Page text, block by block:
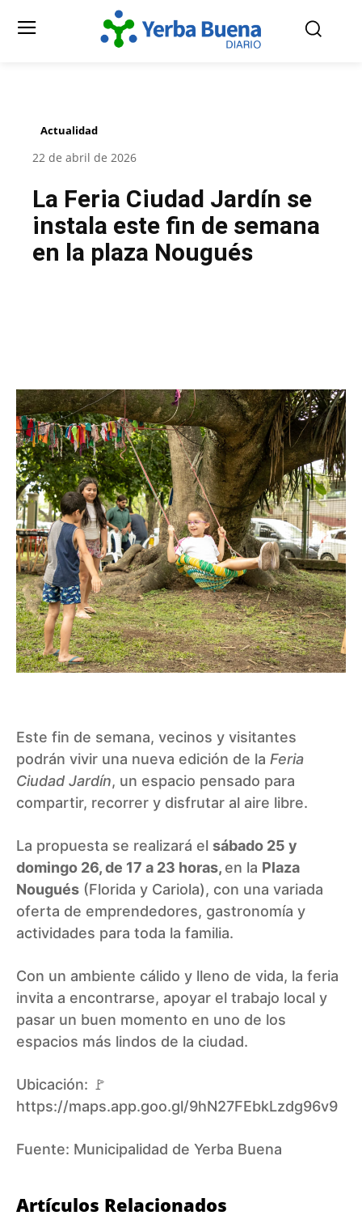
Actualidad
22 de abril de 2026
La Feria Ciudad Jardín se
instala este fin de semana
en la plaza Nougués
Este fin de semana, vecinos y visitantes
podrán vivir una nueva edición de la Feria
Ciudad Jardín, un espacio pensado para
compartir, recorrer y disfrutar al aire libre.
La propuesta se realizará el sábado 25 y
domingo 26, de 17 a 23 horas, en la Plaza
Nougués (Florida y Cariola), con una variada
oferta de emprendedores, gastronomía y
actividades para toda la familia.
Con un ambiente cálido y lleno de vida, la feria
invita a encontrarse, apoyar el trabajo local y
pasar un buen momento en uno de los
espacios más lindos de la ciudad.
Ubicación: 🚩
https://maps.app.goo.gl/9hN27FEbkLzdg96v9
Fuente: Municipalidad de Yerba Buena
Artículos Relacionados